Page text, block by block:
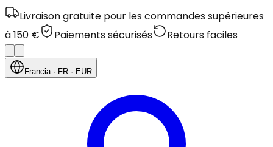
Livraison gratuite pour les commandes supérieures
à 150 €
Paiements sécurisés Retours faciles
Francia· FR · EUR